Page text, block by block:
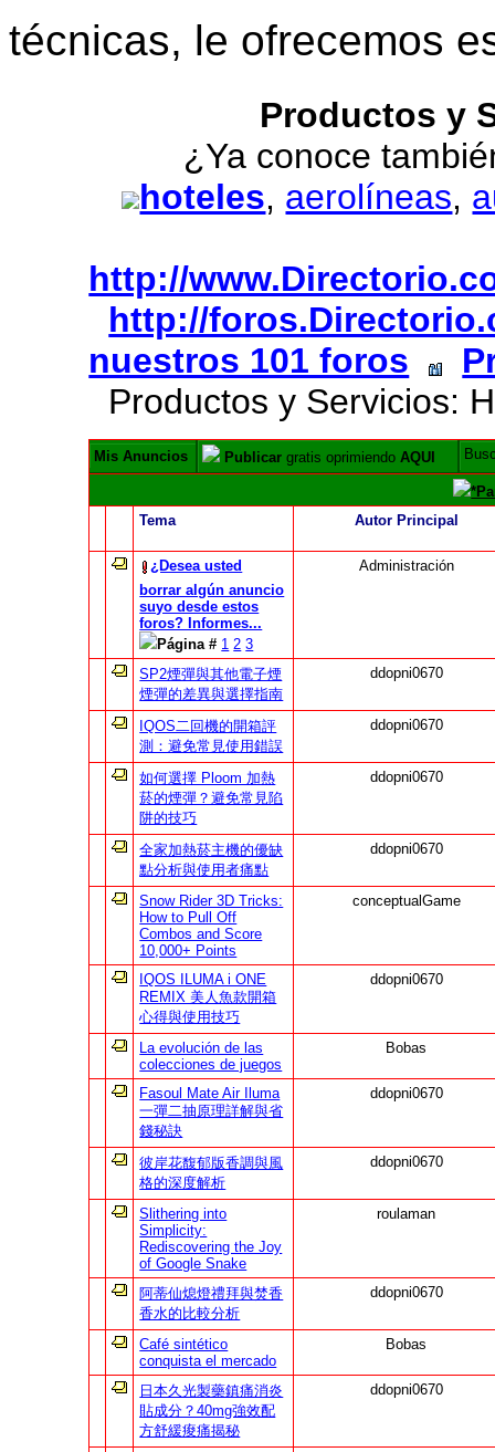
técnicas, le ofrecemos
Productos y
¿Ya conoce
hoteles, aerolíneas,
http://
http://
nuestros 101 foros
Productos y Servicios:
Mis Anuncios Publicar gratis oprimiendoAQUI
Tema
Autor Principal
¿Desea usted
borrar algún anuncio
suyo desde estos
foros? Informes...
Página # 1 2 3
Administración
SP2煙彈與其他電子煙
煙彈的差異與選擇指南
ddopni0670
IQOS二回機的開箱評
測：避免常見使用錯誤
ddopni0670
如何選擇 Ploom 加熱
菸的煙彈？避免常見陷
阱的技巧
ddopni0670
全家加熱菸主機的優缺
點分析與使用者痛點
ddopni0670
Snow Rider 3D Tricks:
How to Pull Off
Combos and Score
10,000+ Points
conceptualGame
IQOS ILUMA i ONE
REMIX 美人魚款開箱
心得與使用技巧
ddopni0670
La evolución de las
colecciones de juegos
Bobas
Fasoul Mate Air Iluma
一彈二抽原理詳解與省
錢秘訣
ddopni0670
彼岸花馥郁版香調與風
格的深度解析
ddopni0670
Slithering into
Simplicity:
Rediscovering the Joy
of Google Snake
roulaman
阿蒂仙熄燈禮拜與焚香
香水的比較分析
ddopni0670
Café sintético
conquista el mercado
Bobas
日本久光製藥鎮痛消炎
貼成分？40mg強效配
方舒緩痠痛揭秘
ddopni0670